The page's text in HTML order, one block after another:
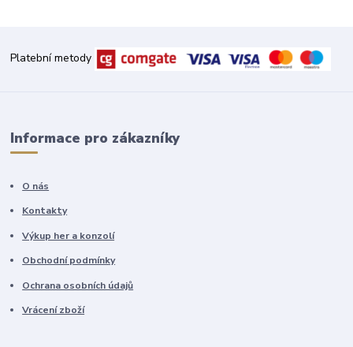
Platební metody
Informace pro zákazníky
O nás
Kontakty
Výkup her a konzolí
Obchodní podmínky
Ochrana osobních údajů
Vrácení zboží